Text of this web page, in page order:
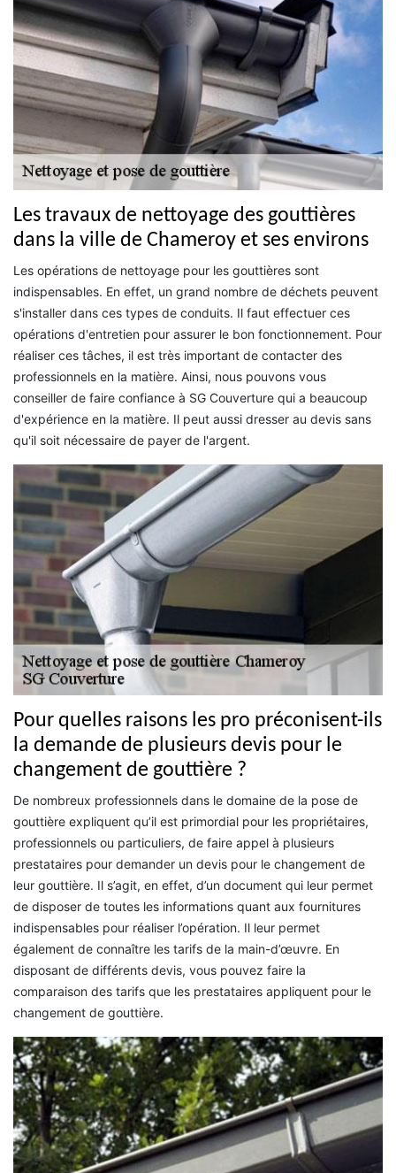
Les travaux de nettoyage des gouttières
dans la ville de Chameroy et ses environs
Les opérations de nettoyage pour les gouttières sont
indispensables. En effet, un grand nombre de déchets peuvent
s'installer dans ces types de conduits. Il faut effectuer ces
opérations d'entretien pour assurer le bon fonctionnement. Pour
réaliser ces tâches, il est très important de contacter des
professionnels en la matière. Ainsi, nous pouvons vous
conseiller de faire confiance à SG Couverture qui a beaucoup
d'expérience en la matière. Il peut aussi dresser au devis sans
qu'il soit nécessaire de payer de l'argent.
Pour quelles raisons les pro préconisent-ils
la demande de plusieurs devis pour le
changement de gouttière ?
De nombreux professionnels dans le domaine de la pose de
gouttière expliquent qu’il est primordial pour les propriétaires,
professionnels ou particuliers, de faire appel à plusieurs
prestataires pour demander un devis pour le changement de
leur gouttière. Il s’agit, en effet, d’un document qui leur permet
de disposer de toutes les informations quant aux fournitures
indispensables pour réaliser l’opération. Il leur permet
également de connaître les tarifs de la main-d’œuvre. En
disposant de différents devis, vous pouvez faire la
comparaison des tarifs que les prestataires appliquent pour le
changement de gouttière.